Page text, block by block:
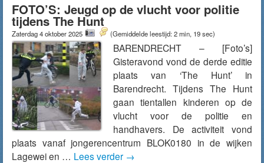
FOTO’S: Jeugd op de vlucht voor politie
tijdens The Hunt
Zaterdag 4 oktober 2025 (Gemiddelde leestijd: 2 min, 19 sec)
BARENDRECHT – [Foto’s]
Gisteravond vond de derde editie
plaats van ‘The Hunt’ in
Barendrecht. Tijdens The Hunt
gaan tientallen kinderen op de
vlucht voor de politie en
handhavers. De activiteit vond
plaats vanaf jongerencentrum BLOK0180 in de wijken
Lagewei en … Lees verder →